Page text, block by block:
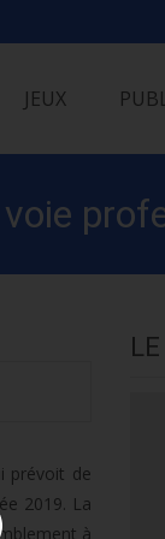
JEUX
prévoit de
2019. La
à